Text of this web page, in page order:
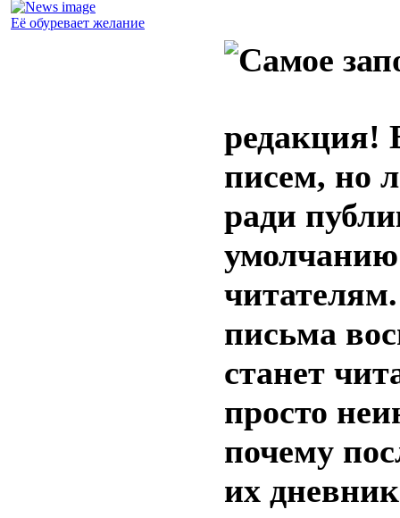
Её обуревает желание
редакция!
писем, но
ради
письма
станет
просто
почему
их